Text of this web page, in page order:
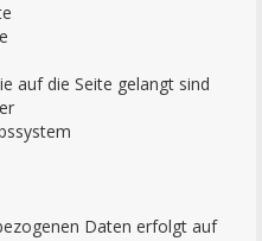
auf die Seite gelangt sind
Daten erfolgt auf